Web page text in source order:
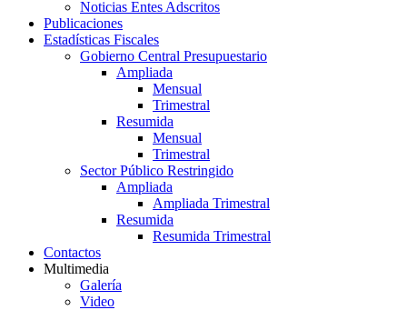
Noticias Entes Adscritos
Publicaciones
Estadísticas Fiscales
Gobierno Central Presupuestario
Ampliada
Mensual
Trimestral
Resumida
Mensual
Trimestral
Sector Público Restringido
Ampliada
Ampliada Trimestral
Resumida
Resumida Trimestral
Contactos
Multimedia
Galería
Video